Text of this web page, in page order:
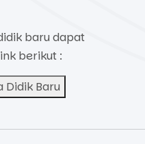
baru dapat
berikut :
Didik Baru